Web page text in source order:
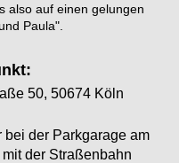
also auf einen gelungen
Paula".
50, 50674 Köln
bei der Parkgarage am
der Straßenbahn